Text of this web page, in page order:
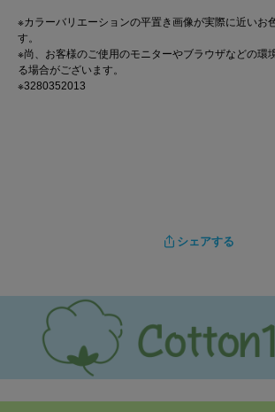
※カラーバリエーションの平置き画像が実際に近いお
す。
※尚、お客様のご使用のモニターやブラウザなどの環
る場合がございます。
※3280352013
シェアする